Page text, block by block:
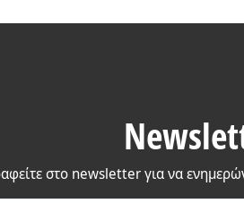
στο newsletter για να